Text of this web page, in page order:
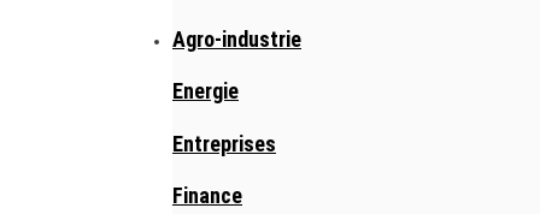
Agro-industrie
Energie
Entreprises
Finance